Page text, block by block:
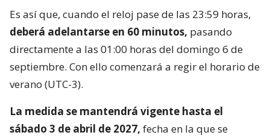
Es así que, cuando el reloj pase de las 23:59 horas,
deberá adelantarse en 60 minutos, pasando
directamente a las 01:00 horas del domingo 6 de
septiembre. Con ello comenzará a regir el horario de
verano (UTC-3).
La medida se mantendrá vigente hasta el
sábado 3 de abril de 2027, fecha en la que se